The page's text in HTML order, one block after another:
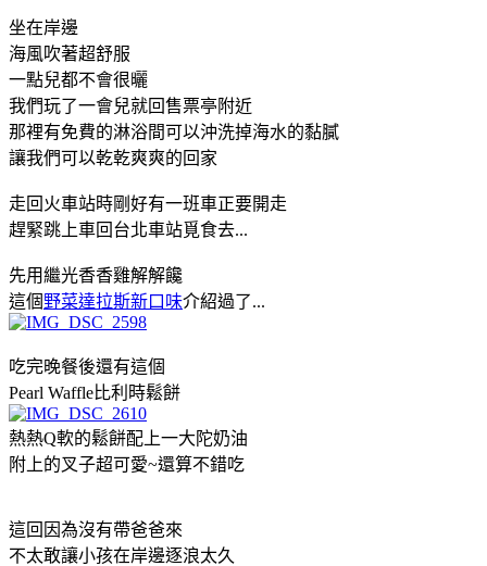
坐在岸邊
海風吹著超舒服
一點兒都不會很曬
我們玩了一會兒就回售票亭附近
那裡有免費的淋浴間可以沖洗掉海水的黏膩
讓我們可以乾乾爽爽的回家
走回火車站時剛好有一班車正要開走
趕緊跳上車回台北車站覓食去...
先用繼光香香雞解解饞
這個野菜達拉斯新口味介紹過了...
吃完晚餐後還有這個
Pearl Waffle比利時鬆餅
熱熱Q軟的鬆餅配上一大陀奶油
附上的叉子超可愛~還算不錯吃
這回因為沒有帶爸爸來
不太敢讓小孩在岸邊逐浪太久